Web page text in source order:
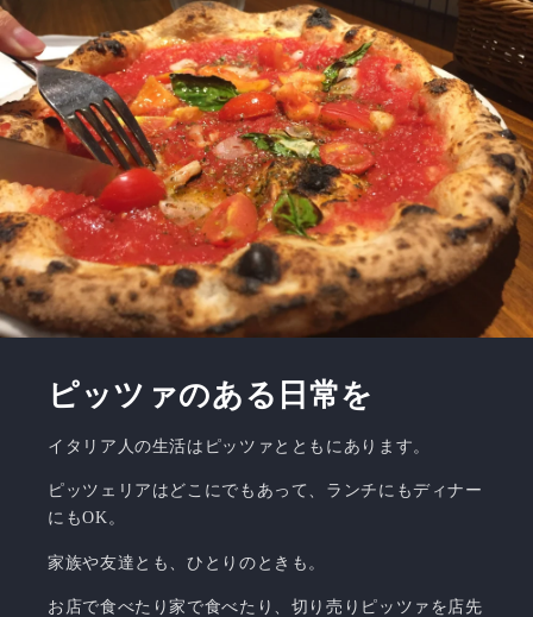
ピッツァのある日常を
イタリア人の生活はピッツァとともにあります。
​ピッツェリアはどこにでもあって、ランチにもディナー
にもOK。
家族や友達とも、ひとりのときも。
お店で食べたり家で食べたり、切り売りピッツァを店先